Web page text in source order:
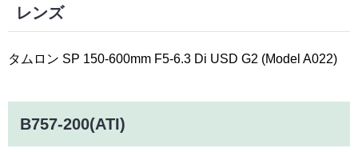
レンズ
タムロン SP 150-600mm F5-6.3 Di USD G2 (Model A022)
B757-200(ATI)